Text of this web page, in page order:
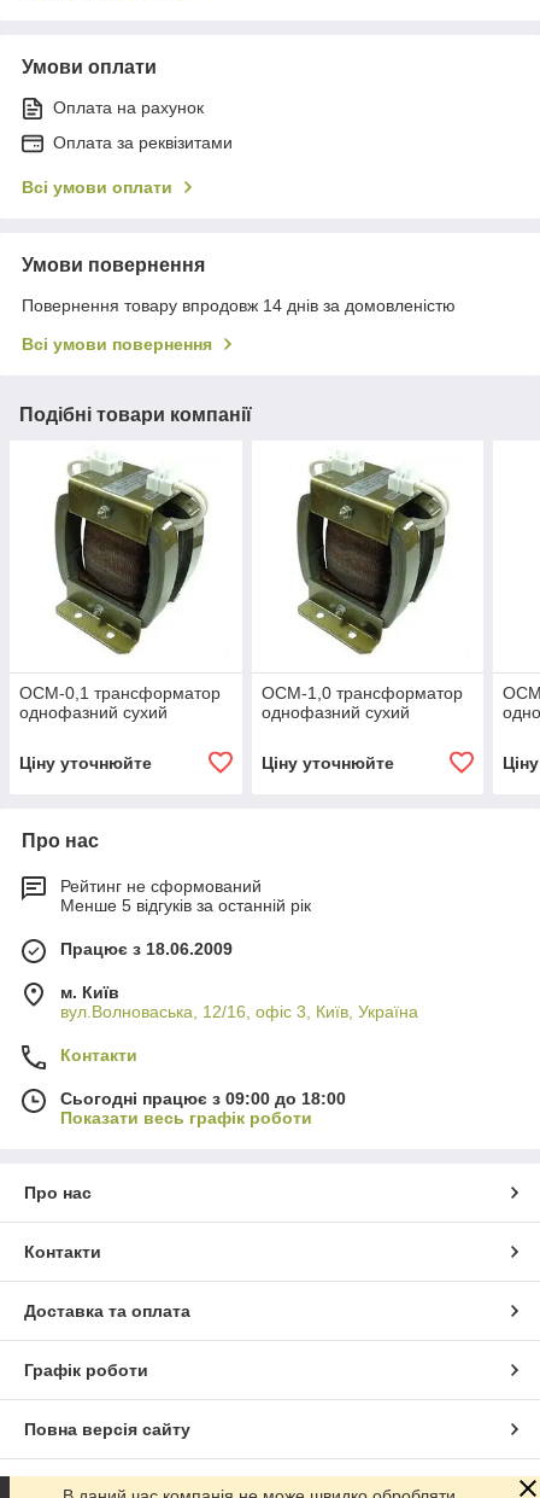
Умови оплати
Оплата на рахунок
Оплата за реквізитами
Всі умови оплати
Умови повернення
Повернення товару впродовж 14 днів за домовленістю
Всі умови повернення
Подібні товари компанії
ОСМ-0,1 трансформатор
однофазний сухий
Ціну уточнюйте
ОСМ-1,0 трансформатор
однофазний сухий
Ціну уточнюйте
Про нас
Рейтинг не сформований
Менше 5 відгуків за останній рік
Працює з 18.06.2009
м. Київ
вул.Волноваська, 12/16, офіс 3, Київ, Україна
Контакти
Сьогодні працює з 09:00 до 18:00
Показати весь графік роботи
Про нас
Контакти
Доставка та оплата
Графік роботи
Повна версія сайту
Сайт створено на маркетплейсіProm.ua